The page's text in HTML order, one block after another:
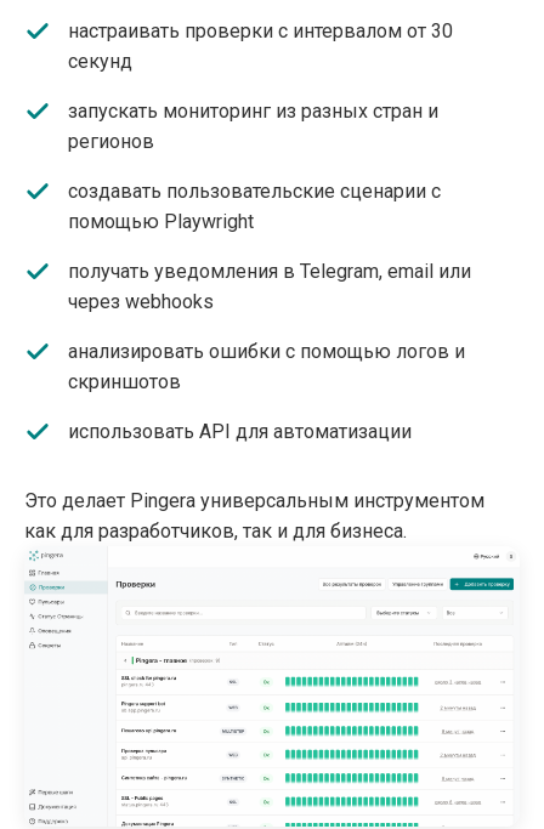
настраивать проверки с интервалом от 30
секунд
запускать мониторинг из разных стран и
регионов
создавать пользовательские сценарии с
помощью Playwright
получать уведомления в Telegram, email или
через webhooks
анализировать ошибки с помощью логов и
скриншотов
использовать API для автоматизации
Это делает Pingera универсальным инструментом
как для разработчиков, так и для бизнеса.